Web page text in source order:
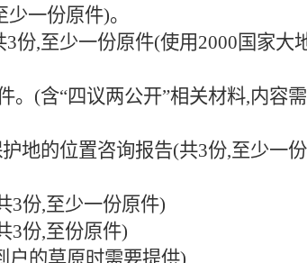
一份原件)。
份,至少一份原件(使用2000国家大
。(含“四议两公开”相关材料,内容
地的位置咨询报告(共3份,至少一
3份,至少一份原件)
3份,至份原件)
户的草原时需要提供)